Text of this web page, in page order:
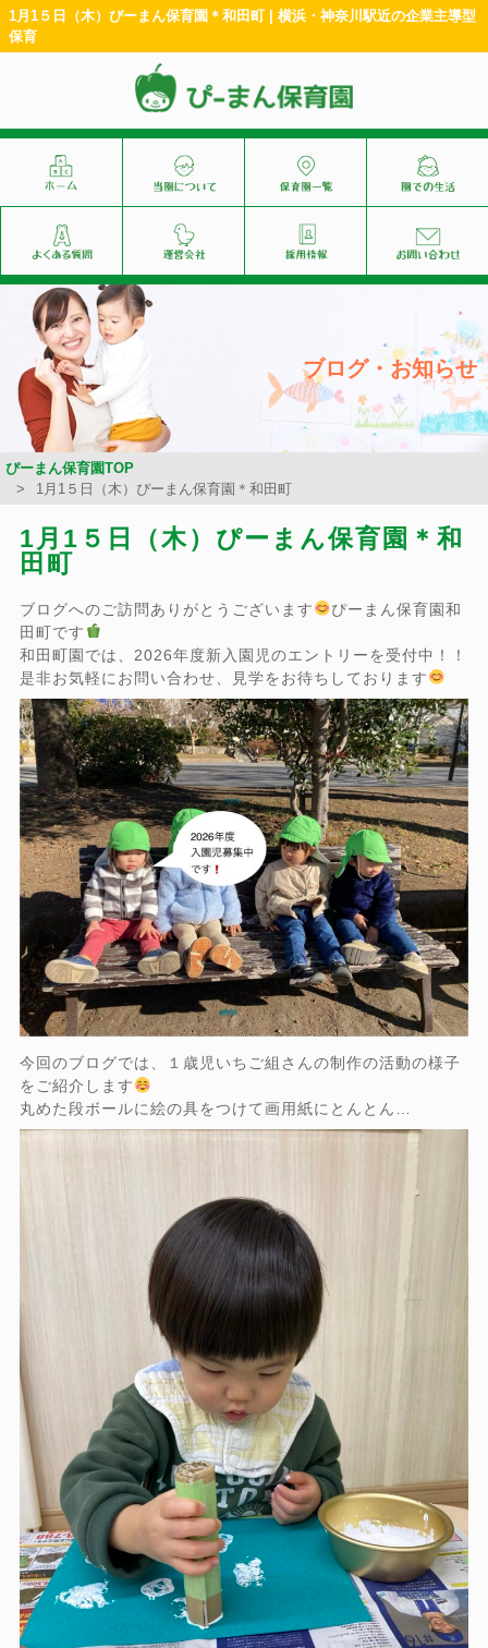
1月1５日（木）ぴーまん保育園＊和田町 | 横浜・神奈川駅近の企業主導型
保育
ブログ・お知らせ
ぴーまん保育園TOP
1月1５日（木）ぴーまん保育園＊和田町
1月1５日（木）ぴーまん保育園＊和
田町
ブログへのご訪問ありがとうございます
ぴーまん保育園和
田町です
和田町園では、2026年度新入園児のエントリーを受付中！！
是非お気軽にお問い合わせ、見学をお待ちしております
今回のブログでは、１歳児いちご組さんの制作の活動の様子
をご紹介します
丸めた段ボールに絵の具をつけて画用紙にとんとん…